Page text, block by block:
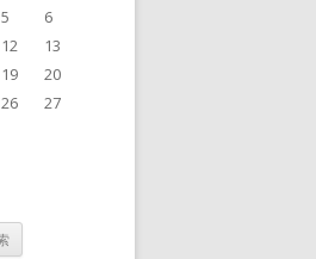
5
6
12
13
19
20
26
27